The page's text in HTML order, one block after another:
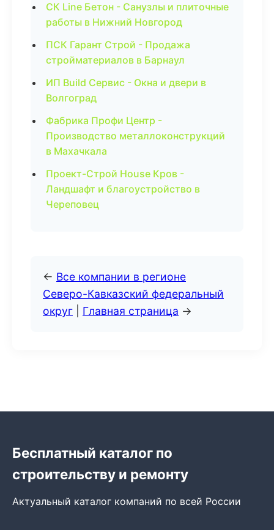
СК Line Бетон - Санузлы и плиточные
работы в Нижний Новгород
ПСК Гарант Строй - Продажа
стройматериалов в Барнаул
ИП Build Сервис - Окна и двери в
Волгоград
Фабрика Профи Центр -
Производство металлоконструкций
в Махачкала
Проект-Строй House Кров -
Ландшафт и благоустройство в
Череповец
← Все компании в регионе
Северо-Кавказский федеральный
округ
Главная страница →
Бесплатный каталог по
строительству и ремонту
Актуальный каталог компаний по всей России